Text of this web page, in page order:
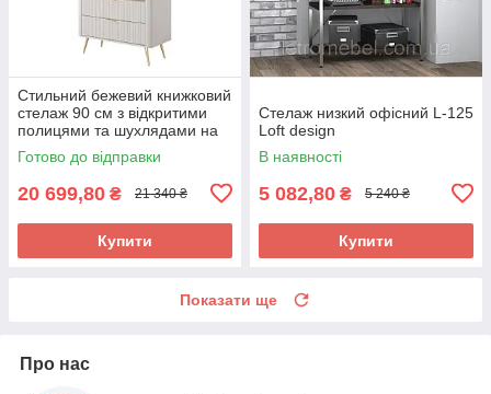
Стильний бежевий книжковий
стелаж 90 см з відкритими
полицями та шухлядами на
золотих ніжках у кімнату
вітальню Lante Perfect Home
Готово до відправки
20 699,80 ₴ 21 340 ₴
Купити
Стелаж низкий офісний L-125
Loft design
В наявності
5 082,80 ₴ 5 240 ₴
Купити
Показати ще
Про нас